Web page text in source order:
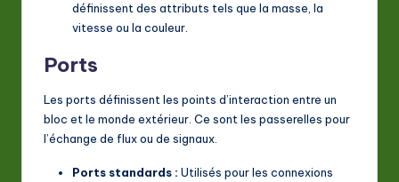
définissent des attributs tels que la masse, la
vitesse ou la couleur.
Ports
Les ports définissent les points d’interaction entre un
bloc et le monde extérieur. Ce sont les passerelles pour
l’échange de flux ou de signaux.
Ports standards : Utilisés pour les connexions